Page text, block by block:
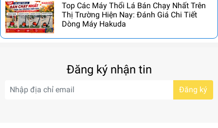
Top Các Máy Thổi Lá Bán Chạy Nhất Trên
Thị Trường Hiện Nay: Đánh Giá Chi Tiết
Dòng Máy Hakuda
Đăng ký nhận tin
Đăng ký